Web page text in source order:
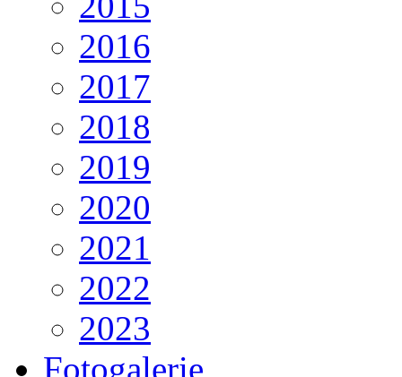
2016
2017
2018
2019
2020
2021
2022
2023
Fotogalerie